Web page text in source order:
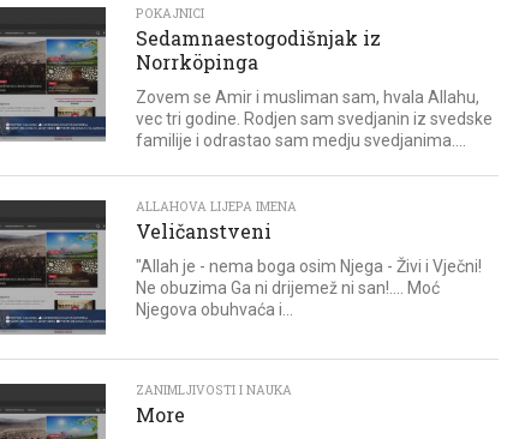
POKAJNICI
Sedamnaestogodišnjak iz
Norrköpinga
Zovem se Amir i musliman sam, hvala Allahu,
vec tri godine. Rodjen sam svedjanin iz svedske
familije i odrastao sam medju svedjanima....
ALLAHOVA LIJEPA IMENA
Veličanstveni
"Allah je - nema boga osim Njega - Živi i Vječni!
Ne obuzima Ga ni drijemež ni san!.... Moć
Njegova obuhvaća i...
ZANIMLJIVOSTI I NAUKA
More